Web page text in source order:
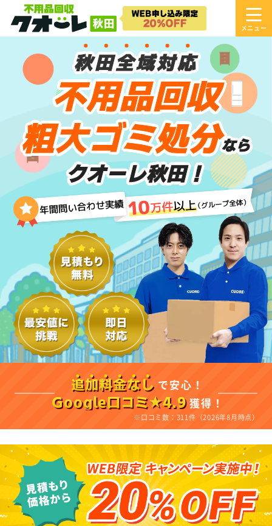
秋田全域対応
不用品回収
粗大ゴミ処分なら
クオーレ秋田！
追加料金なし で安心！
Google口コミ★4.9 獲得！
※口コミ数：311件（2026年8月時点）